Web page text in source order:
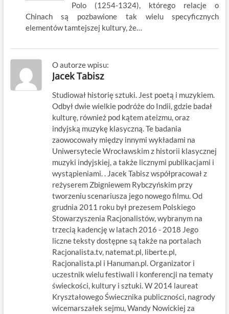
Polo (1254-1324), którego relacje o
Chinach są pozbawione tak wielu specyficznych
elementów tamtejszej kultury, że…
O autorze wpisu:
Jacek Tabisz
Studiował historię sztuki. Jest poetą i muzykiem.
Odbył dwie wielkie podróże do Indii, gdzie badał
kulturę, również pod kątem ateizmu, oraz
indyjską muzykę klasyczną. Te badania
zaowocowały między innymi wykładami na
Uniwersytecie Wrocławskim z historii klasycznej
muzyki indyjskiej, a także licznymi publikacjami i
wystąpieniami. . Jacek Tabisz współpracował z
reżyserem Zbigniewem Rybczyńskim przy
tworzeniu scenariusza jego nowego filmu. Od
grudnia 2011 roku był prezesem Polskiego
Stowarzyszenia Racjonalistów, wybranym na
trzecią kadencję w latach 2016 - 2018 Jego
liczne teksty dostępne są także na portalach
Racjonalista.tv, natemat.pl, liberte.pl,
Racjonalista.pl i Hanuman.pl. Organizator i
uczestnik wielu festiwali i konferencji na tematy
świeckości, kultury i sztuki. W 2014 laureat
Kryształowego Świecznika publiczności, nagrody
wicemarszałek sejmu, Wandy Nowickiej za